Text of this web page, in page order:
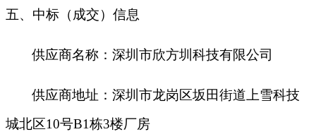
五、中标（成交）信息
供应商名称： 深圳市欣方圳科技有限公司
供应商地址：深圳市龙岗区坂田街道上雪科技
城北区10号B1栋3楼厂房